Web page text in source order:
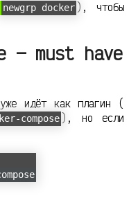
newgrp docker ), чтобы
— must have
идёт как плагин (
compose ), но если